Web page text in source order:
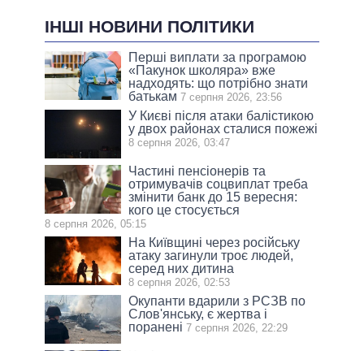
ІНШІ НОВИНИ ПОЛІТИКИ
Перші виплати за програмою
«Пакунок школяра» вже
надходять: що потрібно знати
батькам 7 серпня 2026, 23:56
У Києві після атаки балістикою
у двох районах сталися пожежі
8 серпня 2026, 03:47
Частині пенсіонерів та
отримувачів соцвиплат треба
змінити банк до 15 вересня:
кого це стосується
8 серпня 2026, 05:15
На Київщині через російську
атаку загинули троє людей,
серед них дитина
8 серпня 2026, 02:53
Окупанти вдарили з РСЗВ по
Слов'янську, є жертва і
поранені 7 серпня 2026, 22:29